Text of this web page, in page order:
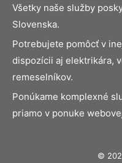
Všetky naše služby
Slovenska.
Potrebujete pomôcť v
dispozícii aj elektrikára,
remeselníkov.
Ponúkame komplexné
priamo v ponuke
©